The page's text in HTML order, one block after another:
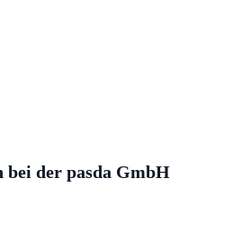
bei der pasda GmbH